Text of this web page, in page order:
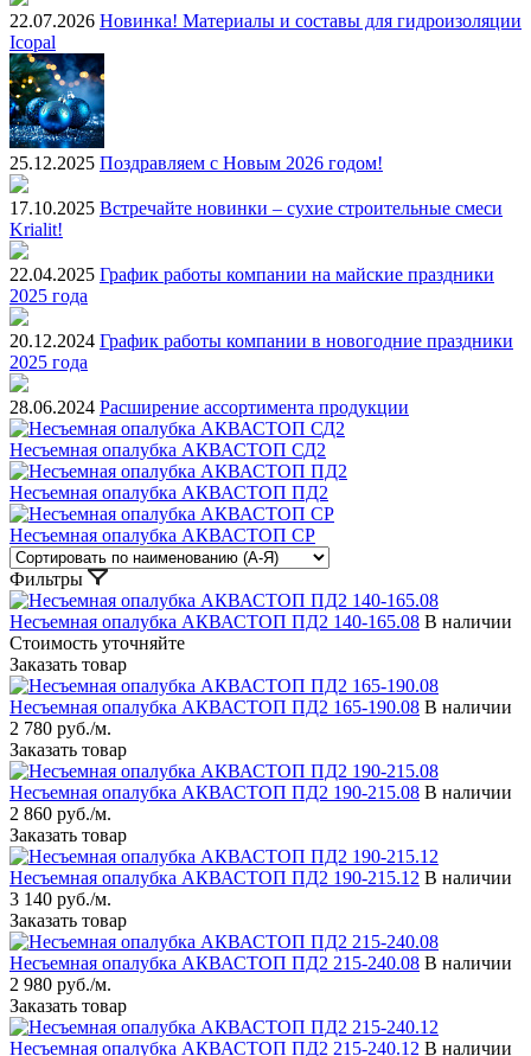
22.07.2026 Новинка! Материалы и составы для гидроизоляции
Icopal
25.12.2025 Поздравляем с Новым 2026 годом!
17.10.2025 Встречайте новинки – сухие строительные смеси
Krialit!
22.04.2025 График работы компании на майские праздники
2025 года
20.12.2024 График работы компании в новогодние праздники
2025 года
28.06.2024 Расширение ассортимента продукции
Несъемная опалубка АКВАСТОП СД2
Несъемная опалубка АКВАСТОП ПД2
Несъемная опалубка АКВАСТОП СР
Фильтры
Несъемная опалубка АКВАСТОП ПД2 140-165.08 В наличии
Стоимость уточняйте
Заказать товар
Несъемная опалубка АКВАСТОП ПД2 165-190.08 В наличии
2 780 руб./м.
Заказать товар
Несъемная опалубка АКВАСТОП ПД2 190-215.08 В наличии
2 860 руб./м.
Заказать товар
Несъемная опалубка АКВАСТОП ПД2 190-215.12 В наличии
3 140 руб./м.
Заказать товар
Несъемная опалубка АКВАСТОП ПД2 215-240.08 В наличии
2 980 руб./м.
Заказать товар
Несъемная опалубка АКВАСТОП ПД2 215-240.12 В наличии